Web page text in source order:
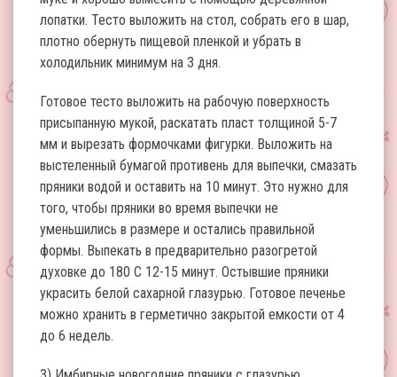
лопатки. Тесто выложить на стол, собрать его в шар,
плотно обернуть пищевой пленкой и убрать в
холодильник минимум на 3 дня.
Готовое тесто выложить на рабочую поверхность
присыпанную мукой, раскатать пласт толщиной 5-7
мм и вырезать формочками фигурки. Выложить на
выстеленный бумагой противень для выпечки, смазать
пряники водой и оставить на 10 минут. Это нужно для
того, чтобы пряники во время выпечки не
уменьшились в размере и остались правильной
формы. Выпекать в предварительно разогретой
духовке до 180 С 12-15 минут. Остывшие пряники
украсить белой сахарной глазурью. Готовое печенье
можно хранить в герметично закрытой емкости от 4
до 6 недель.